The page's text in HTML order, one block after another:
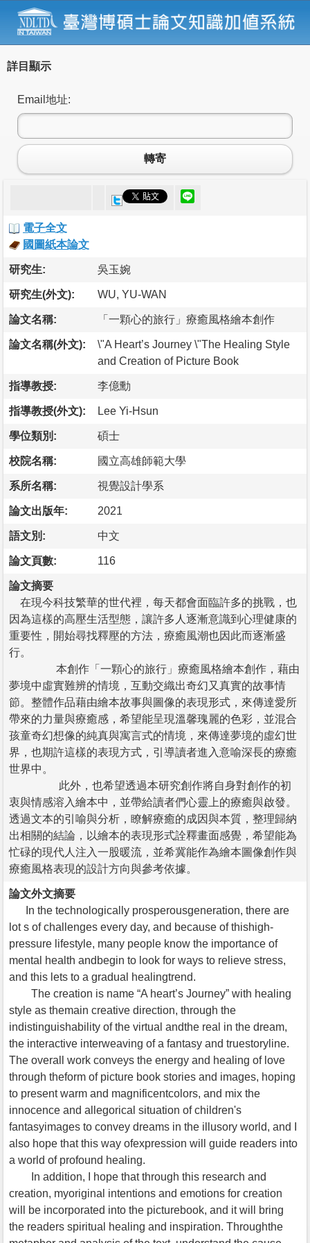
詳目顯示
Email地址:
轉寄
電子全文
國圖紙本論文
研究生: 吳玉婉
研究生(外文): WU, YU-WAN
論文名稱: 「一顆心的旅行」療癒風格繪本創作
論文名稱(外文):
\"A Heart’s Journey \"The Healing Style
and Creation of Picture Book
指導教授: 李億勳
指導教授(外文): Lee Yi-Hsun
學位類別: 碩士
校院名稱: 國立高雄師範大學
系所名稱: 視覺設計學系
論文出版年: 2021
語文別: 中文
論文頁數: 116
論文摘要
在現今科技繁華的世代裡，每天都會面臨許多的挑戰，也
因為這樣的高壓生活型態，讓許多人逐漸意識到心理健康的
重要性，開始尋找釋壓的方法，療癒風潮也因此而逐漸盛
行。
本創作「一顆心的旅行」療癒風格繪本創作，藉由
夢境中虛實難辨的情境，互動交織出奇幻又真實的故事情
節。整體作品藉由繪本故事與圖像的表現形式，來傳達愛所
帶來的力量與療癒感，希望能呈現溫馨瑰麗的色彩，並混合
孩童奇幻想像的純真與寓言式的情境，來傳達夢境的虛幻世
界，也期許這樣的表現方式，引導讀者進入意喻深長的療癒
世界中。
此外，也希望透過本研究創作將自身對創作的初
衷與情感溶入繪本中，並帶給讀者們心靈上的療癒與啟發。
透過文本的引喻與分析，瞭解療癒的成因與本質，整理歸納
出相關的結論，以繪本的表現形式詮釋畫面感覺，希望能為
忙碌的現代人注入一股暖流，並希冀能作為繪本圖像創作與
療癒風格表現的設計方向與參考依據。
論文外文摘要
In the technologically prosperousgeneration, there are
lot s of challenges every day, and because of thishigh-
pressure lifestyle, many people know the importance of
mental health andbegin to look for ways to relieve stress,
and this lets to a gradual healingtrend.
The creation is name “A heart’s Journey” with healing
style as themain creative direction, through the
indistinguishability of the virtual andthe real in the dream,
the interactive interweaving of a fantasy and truestoryline.
The overall work conveys the energy and healing of love
through theform of picture book stories and images, hoping
to present warm and magnificentcolors, and mix the
innocence and allegorical situation of children's
fantasyimages to convey dreams in the illusory world, and I
also hope that this way ofexpression will guide readers into
a world of profound healing.
In addition, I hope that through this research and
creation, myoriginal intentions and emotions for creation
will be incorporated into the picturebook, and it will bring
the readers spiritual healing and inspiration. Throughthe